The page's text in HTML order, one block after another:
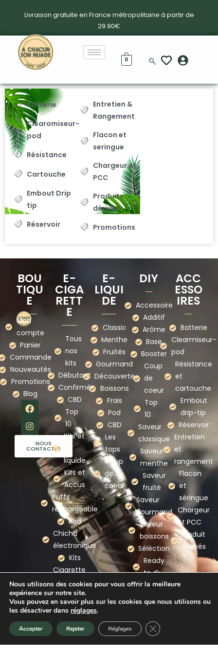
Livraison gratuite en France métropolitaine à partir de
29.90€
0
Batterie
Clearomiseur-
pod
Résistance
Cartouche
Embout Drip
tip
Réservoir
Entretien &
Rangement
Flacon et
seringue
Chargeur et
PCC
Produits
dérivés
Promotions
Accueil Promotion Nouveauté
BOU
TIQU
E
Mon
compte
Panier
Commande
Nouveautés
Promotions
Blog
NOUS
CONTACTER
E-
CIGA
RETT
E
Tous
nos
kits
Débutant
Confirmé
CBD
Top
10
Kits et
liquide
Kits et
Accus
Puffs
rechargeable
Pod
Chicha
électronique
Kits
Cigarette
electronique
Nos
marques
E-
LIQUI
DE
Classic
Menthe
Fruités
Gourmand
Découverte
Boissons
Frais
Pod
CBD
Les
tops
Coup
de
coeur
DIY
Accessoire
Additif
Arôme
Base
Booster
Coup
de
coeur
Top
10
Saveur
classique
Saveur
menthe
Saveur
fruité
Saveur
gourmand
Saveur
boissons
Séléction
Ready
to diy
ACC
ESSO
IRES
Batterie
Clearmiseur-
pod
Résistance
et
cartouche
Embout
drip-tip
Réservoir
Entretien
et
rangement
Flacon
et
séringue
Chargeur
et PCC
Produit
dérivés
Mention légales–Politique de confidentialité–CGV
Nous utilisons des cookies pour vous offrir la meilleure
expérience sur notre site.
Vous pouvez en savoir plus sur les cookies que nous utilisons ou
les désactiver dans réglages.
Accepter Rejeter Réglages Fermer la bannière